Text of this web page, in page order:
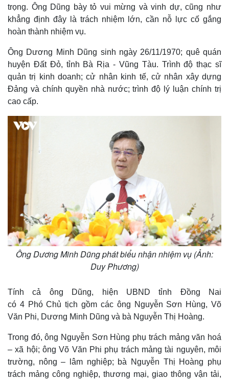
Thế giới
Quan sát
Cuộc sống đó đây
Hồ sơ
Multimedia
Video
Ảnh
E-Magazine
Infographic
trọng. Ông Dũng bày tỏ vui mừng và vinh dự, cũng như
khẳng định đây là trách nhiệm lớn, cần nỗ lực cố gắng
hoàn thành nhiệm vụ.
Ông Dương Minh Dũng sinh ngày 26/11/1970; quê quán
huyện Đất Đỏ, tỉnh Bà Rịa - Vũng Tàu. Trình độ thạc sĩ
quản trị kinh doanh; cử nhân kinh tế, cử nhân xây dựng
Đảng và chính quyền nhà nước; trình độ lý luận chính trị
cao cấp.
Ông Dương Minh Dũng phát biểu nhận nhiệm vụ (Ảnh:
Duy Phương)
Tính cả ông Dũng, hiện UBND tỉnh Đồng Nai
có 4 Phó Chủ tịch gồm các ông Nguyễn Sơn Hùng, Võ
Văn Phi, Dương Minh Dũng và bà Nguyễn Thị Hoàng.
Trong đó, ông Nguyễn Sơn Hùng phụ trách mảng văn hoá
– xã hội; ông Võ Văn Phi phụ trách mảng tài nguyên, môi
trường, nông – lâm nghiệp; bà Nguyễn Thị Hoàng phụ
trách mảng công nghiệp, thương mại, giao thông vận tải,